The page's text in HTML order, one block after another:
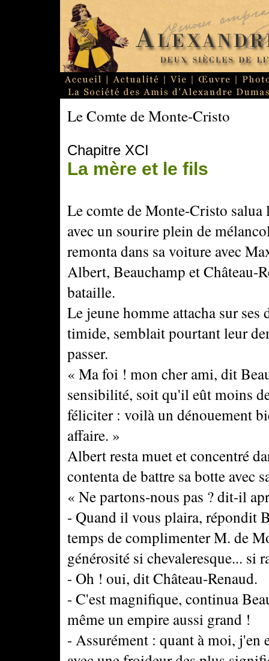
Le Comte de Monte-Cristo
Chapitre XCI
La mère et le fils
Le comte de Monte-Cristo salua
avec un sourire plein de
remonta dans sa voiture avec
Albert, Beauchamp et Château-
bataille.
Le jeune homme attacha sur
timide, semblait pourtant leur
passer.
« Ma foi ! mon cher ami, dit
sensibilité, soit qu'il eût moins
féliciter : voilà un dénouement
affaire. »
Albert resta muet et concentré
contenta de battre sa botte avec
« Ne partons-nous pas ? dit-il
- Quand il vous plaira, répondit
temps de complimenter M. de
générosité si chevaleresque... si
- Oh ! oui, dit Château-Renaud.
- C'est magnifique, continua
même un empire aussi grand !
- Assurément : quant à moi, j'en